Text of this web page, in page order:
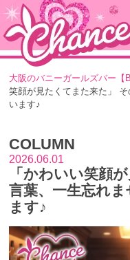
大阪のバニーガールズバー【
笑顔が見たくてまた来た」
います♪
COLUMN
2026.06.01
「かわいい笑顔
言葉、一生忘れ
ます♪